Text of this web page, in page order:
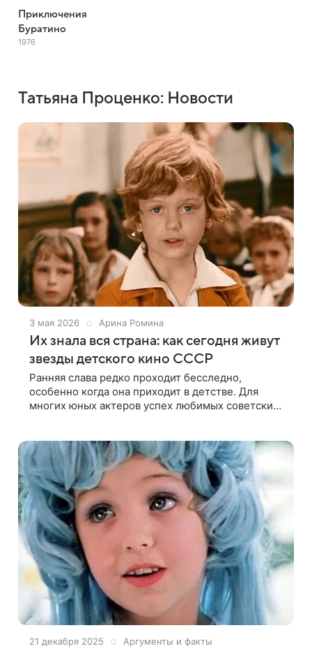
Приключения
Буратино
1976
Татьяна Проценко: Новости
3 мая 2026 Арина Ромина
Их знала вся страна: как сегодня живут
звезды детского кино СССР
Ранняя слава редко проходит бесследно,
особенно когда она приходит в детстве. Для
многих юных актеров успех любимых советских
21 декабря 2025 Аргументы и факты